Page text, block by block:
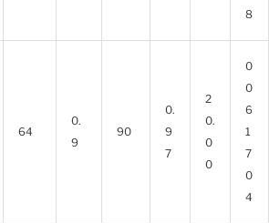
8
64
0.
9
90
0.
9
7
2
0.
0
0
0
0
6
1
7
0
4